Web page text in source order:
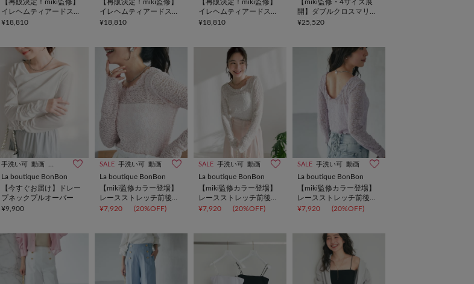
【再販決定！miki監修】
イレヘムティアードスカ
ート
¥18,810
【再販決定！miki監修】
イレヘムティアードスカ
ート
¥18,810
【再販決定！miki監修】
イレヘムティアードスカ
ート
¥18,810
【miki監修・4サイズ展
開】ダブルクロスマリン
パンツ
¥25,520
手洗い可 動画 オケージョン
La boutique BonBon
【今すぐお届け】ドレー
プネックプルオーバー
¥9,900
SALE 手洗い可 動画
La boutique BonBon
【miki監修カラー登場】
レースストレッチ前後２
WAYプルオーバー
¥7,920 (20%OFF)
SALE 手洗い可 動画
La boutique BonBon
【miki監修カラー登場】
レースストレッチ前後２
WAYプルオーバー
¥7,920 (20%OFF)
SALE 手洗い可 動画
La boutique BonBon
【miki監修カラー登場】
レースストレッチ前後２
WAYプルオーバー
¥7,920 (20%OFF)